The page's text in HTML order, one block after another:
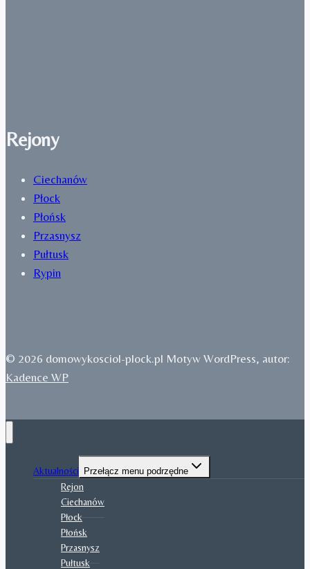
Rejony
Ciechanów
Płock
Płońsk
Przasnysz
Pułtusk
Rypin
© 2026 domowykosciol-plock.pl Motyw WordPress, autor:
Kadence WP
Aktualności Przełącz menu podrzędne
Rejon
Ciechanów
Płock
Płońsk
Przasnysz
Pułtusk